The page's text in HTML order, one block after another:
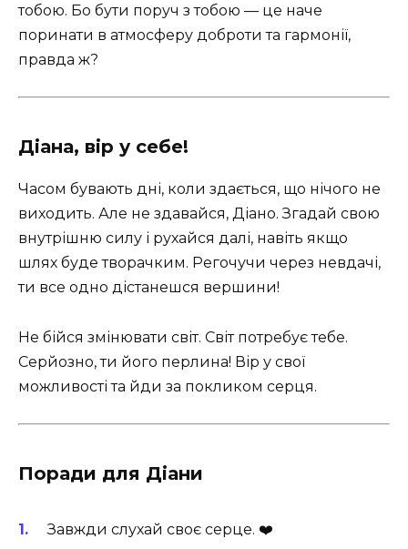
тобою. Бо бути поруч з тобою — це наче
поринати в атмосферу доброти та гармонії,
правда ж?
Діана, вір у себе!
Часом бувають дні, коли здається, що нічого не
виходить. Але не здавайся, Діано. Згадай свою
внутрішню силу і рухайся далі, навіть якщо
шлях буде творачким. Регочучи через невдачі,
ти все одно дістанешся вершини! ️
Не бійся змінювати світ. Світ потребує тебе.
Серйозно, ти його перлина! Вір у свої
можливості та йди за покликом серця.
Поради для Діани
Завжди слухай своє серце. ❤️